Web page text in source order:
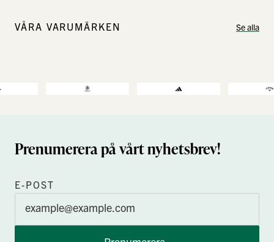
VÅRA VARUMÄRKEN Se alla
Prenumerera på vårt nyhetsbrev!
E-POST